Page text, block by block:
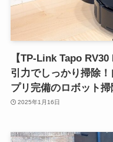
【TP-Link Tapo
引力でしっかり掃除
プリ完備のロボット掃
2025年1月16日